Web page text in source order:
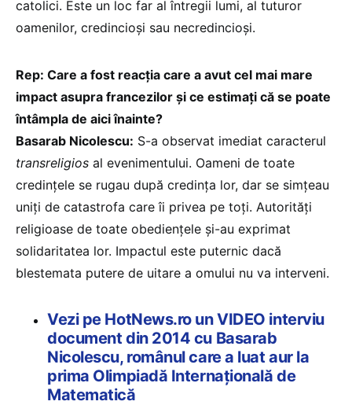
catolici. Este un loc far al întregii lumi, al tuturor
oamenilor, credincioşi sau necredincioşi.
Rep: Care a fost reacția care a avut cel mai mare
impact asupra francezilor și ce estimați că se poate
întâmpla de aici înainte?
Basarab Nicolescu: S-a observat imediat caracterul
transreligios al evenimentului. Oameni de toate
credințele se rugau după credința lor, dar se simțeau
uniți de catastrofa care îi privea pe toți. Autorități
religioase de toate obediențele și-au exprimat
solidaritatea lor. Impactul este puternic dacă
blestemata putere de uitare a omului nu va interveni.
Vezi pe HotNews.ro un VIDEO interviu
document din 2014 cu Basarab
Nicolescu, românul care a luat aur la
prima Olimpiadă Internațională de
Matematică